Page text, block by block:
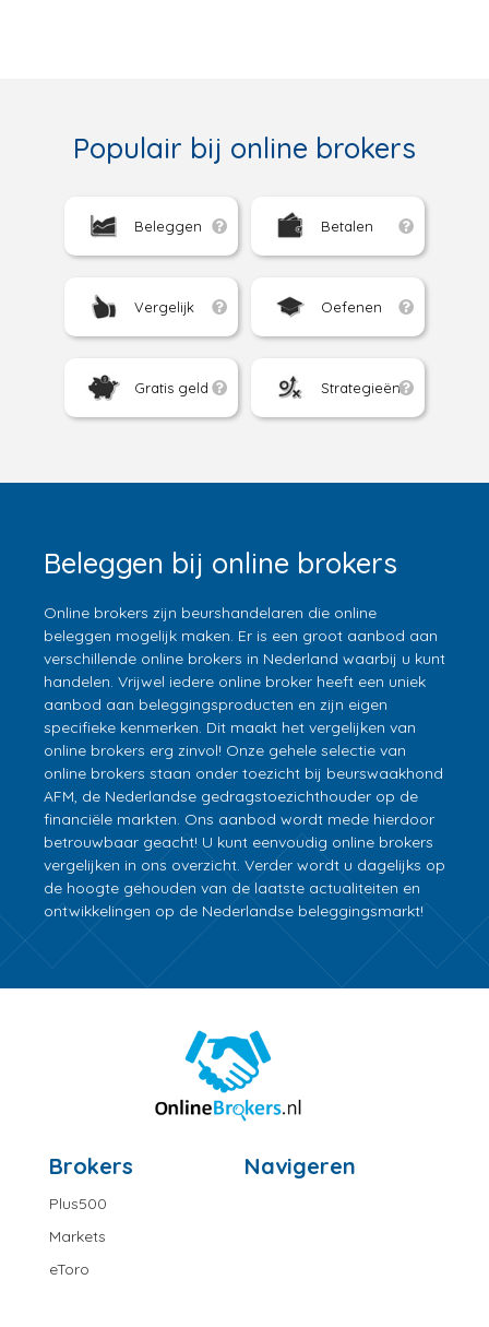
Populair bij online brokers
Beleggen Betalen
Vergelijk Oefenen
Gratis geld Strategieën
Beleggen bij online brokers
Online brokers zijn beurshandelaren die online
beleggen mogelijk maken. Er is een groot aanbod aan
verschillende online brokers in Nederland waarbij u kunt
handelen. Vrijwel iedere online broker heeft een uniek
aanbod aan beleggingsproducten en zijn eigen
specifieke kenmerken. Dit maakt het vergelijken van
online brokers erg zinvol! Onze gehele selectie van
online brokers staan onder toezicht bij beurswaakhond
AFM, de Nederlandse gedragstoezichthouder op de
financiële markten. Ons aanbod wordt mede hierdoor
betrouwbaar geacht! U kunt eenvoudig online brokers
vergelijken in ons overzicht. Verder wordt u dagelijks op
de hoogte gehouden van de laatste actualiteiten en
ontwikkelingen op de Nederlandse beleggingsmarkt!
Brokers
Plus500
Markets
eToro
Navigeren